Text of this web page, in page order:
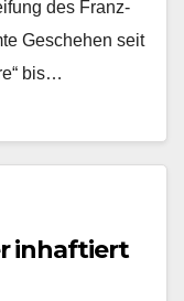
des Franz-
Geschehen seit
bis…
inhaftiert